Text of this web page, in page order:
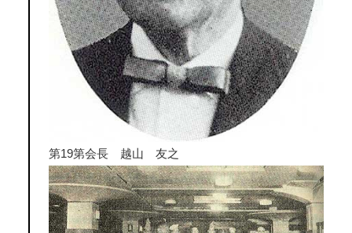
第19第会長 越山 友之